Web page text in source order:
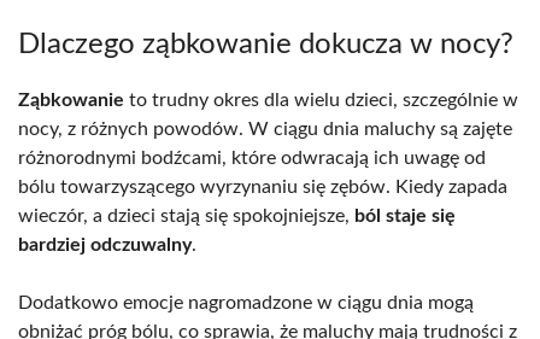
Dlaczego ząbkowanie dokucza w nocy?
Ząbkowanie to trudny okres dla wielu dzieci, szczególnie w
nocy, z różnych powodów. W ciągu dnia maluchy są zajęte
różnorodnymi bodźcami, które odwracają ich uwagę od
bólu towarzyszącego wyrzynaniu się zębów. Kiedy zapada
wieczór, a dzieci stają się spokojniejsze, ból staje się
bardziej odczuwalny.
Dodatkowo emocje nagromadzone w ciągu dnia mogą
obniżać próg bólu, co sprawia, że maluchy mają trudności z